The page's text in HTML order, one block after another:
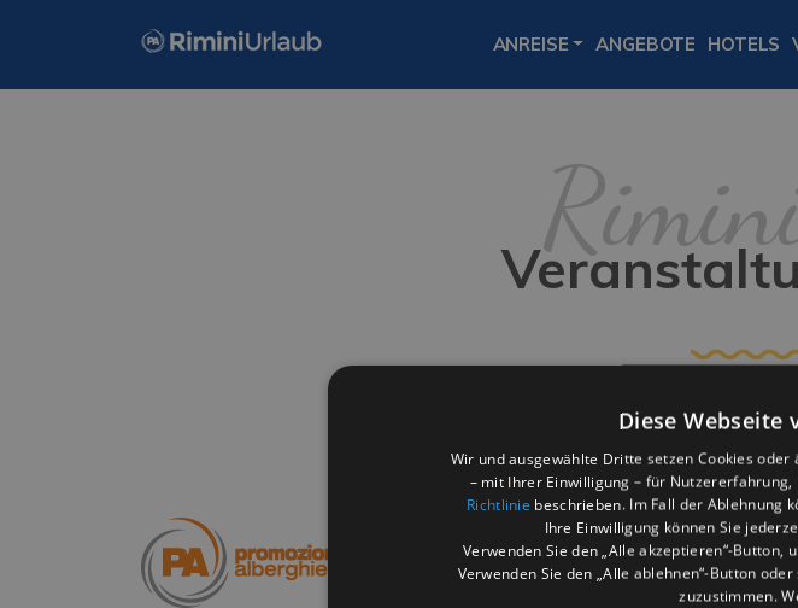
ANREISE ANGEBOTE HOTELS
Diese Webseite
Wir und ausgewählte Dritte setzen Cookies
– mit Ihrer Einwilligung – für
Richtlinie beschrieben. Im Fall der Ablehnung
Ihre Einwilligung können Sie
Verwenden Sie den „Alle akzeptieren“-
Verwenden Sie den „Alle ablehnen“-Button
zuzustimmen.